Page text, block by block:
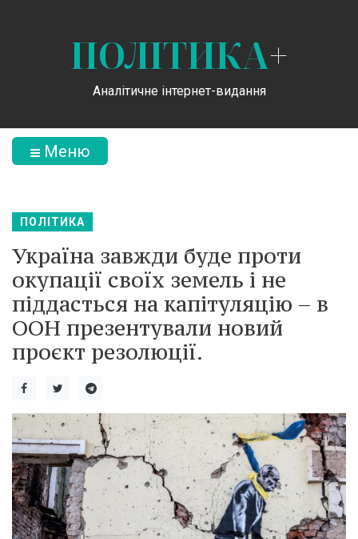
ПОЛІТИКА+
Аналітичне інтернет-видання
Меню
ПОЛІТИКА
Україна завжди буде проти
окупації своїх земель і не
піддасться на капітуляцію – в
ООН презентували новий
проєкт резолюції.